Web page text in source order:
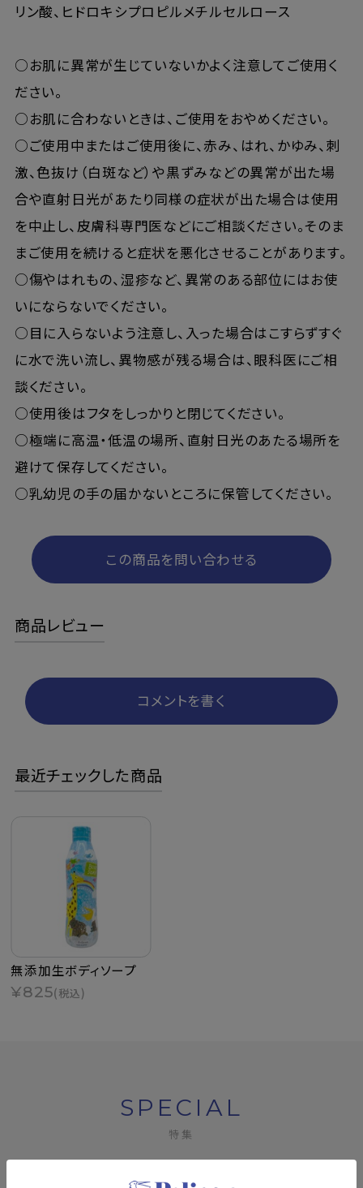
リン酸、ヒドロキシプロピルメチルセルロース
○お肌に異常が生じていないかよく注意してご使用く
ださい。
○お肌に合わないときは、ご使用をおやめください。
○ご使用中またはご使用後に、赤み、はれ、かゆみ、刺
激、色抜け（白斑など）や黒ずみなどの異常が出た場
合や直射日光があたり同様の症状が出た場合は使用
を中止し、皮膚科専門医などにご相談ください。そのま
まご使用を続けると症状を悪化させることがあります。
○傷やはれもの、湿疹など、異常のある部位にはお使
いにならないでください。
○目に入らないよう注意し、入った場合はこすらずすぐ
に水で洗い流し、異物感が残る場合は、眼科医にご相
談ください。
○使用後はフタをしっかりと閉じてください。
○極端に高温・低温の場所、直射日光のあたる場所を
避けて保存してください。
○乳幼児の手の届かないところに保管してください。
この商品を問い合わせる
商品レビュー
コメントを書く
最近チェックした商品
無添加生ボディソープ
¥825(税込)
SPECIAL
特集
夏の新規入会キャンペーン